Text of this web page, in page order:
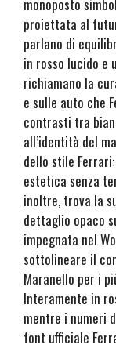
monoposto
proiettata al
parlano di
in rosso lucido e
richiamano la
e sulle auto che
contrasti tra
all’identità del
dello stile
estetica senza
inoltre, trova la
dettaglio opaco
impegnata nel
sottolineare il
Maranello per i
Interamente in
mentre i numeri
font ufficiale